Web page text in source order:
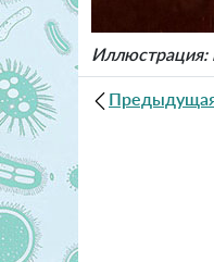
Иллюстрация:
Предыдущая